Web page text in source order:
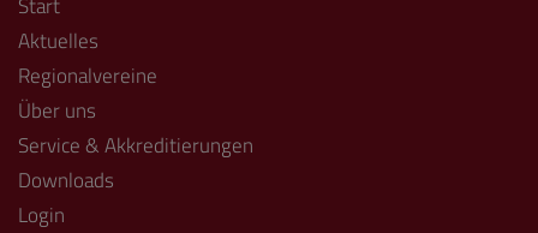
Start
Aktuelles
Regionalvereine
Über uns
Service & Akkreditierungen
Downloads
Login